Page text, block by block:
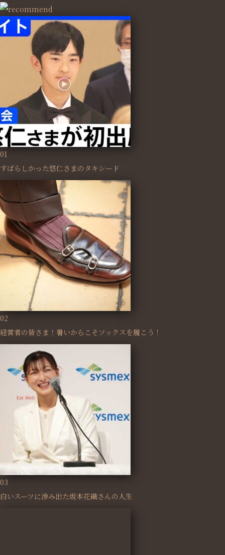
01
すばらしかった悠仁さまのタキシード
02
経営者の皆さま！暑いからこそソックスを履こう！
03
白いスーツに滲み出た坂本花織さんの人生